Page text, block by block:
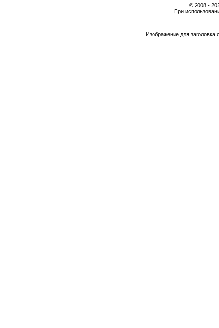
© 2008 -
При
Изображение для